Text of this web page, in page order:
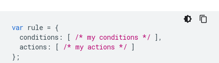
var rule = {
conditions : [ /* my conditions */ ],
actions : [ /* my actions */ ]
};